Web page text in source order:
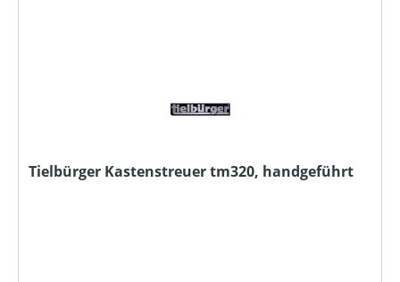
Tielbürger Kastenstreuer tm320, handgeführt